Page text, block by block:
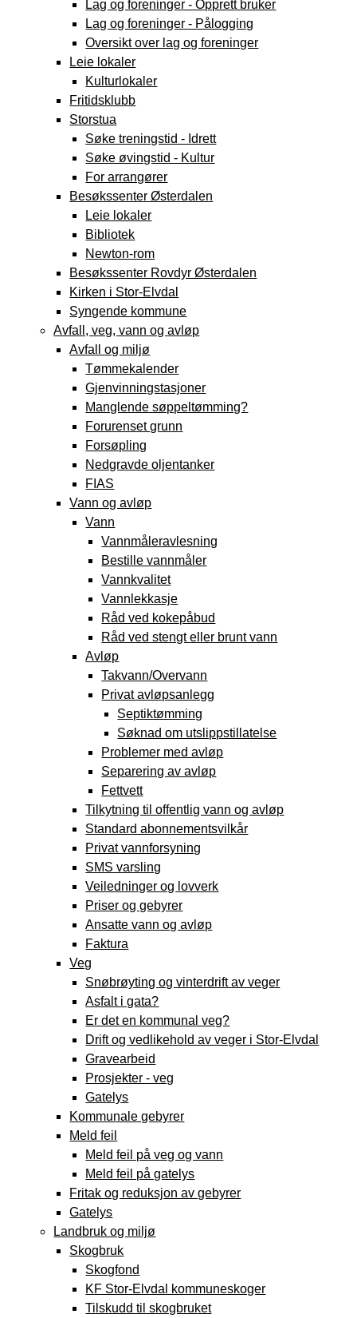
Lag og foreninger - Opprett bruker
Lag og foreninger - Pålogging
Oversikt over lag og foreninger
Leie lokaler
Kulturlokaler
Fritidsklubb
Storstua
Søke treningstid - Idrett
Søke øvingstid - Kultur
For arrangører
Besøkssenter Østerdalen
Leie lokaler
Bibliotek
Newton-rom
Besøkssenter Rovdyr Østerdalen
Kirken i Stor-Elvdal
Syngende kommune
Avfall, veg, vann og avløp
Avfall og miljø
Tømmekalender
Gjenvinningstasjoner
Manglende søppeltømming?
Forurenset grunn
Forsøpling
Nedgravde oljentanker
FIAS
Vann og avløp
Vann
Vannmåleravlesning
Bestille vannmåler
Vannkvalitet
Vannlekkasje
Råd ved kokepåbud
Råd ved stengt eller brunt vann
Avløp
Takvann/Overvann
Privat avløpsanlegg
Septiktømming
Søknad om utslippstillatelse
Problemer med avløp
Separering av avløp
Fettvett
Tilkytning til offentlig vann og avløp
Standard abonnementsvilkår
Privat vannforsyning
SMS varsling
Veiledninger og lovverk
Priser og gebyrer
Ansatte vann og avløp
Faktura
Veg
Snøbrøyting og vinterdrift av veger
Asfalt i gata?
Er det en kommunal veg?
Drift og vedlikehold av veger i Stor-Elvdal
Gravearbeid
Prosjekter - veg
Gatelys
Kommunale gebyrer
Meld feil
Meld feil på veg og vann
Meld feil på gatelys
Fritak og reduksjon av gebyrer
Gatelys
Landbruk og miljø
Skogbruk
Skogfond
KF Stor-Elvdal kommuneskoger
Tilskudd til skogbruket